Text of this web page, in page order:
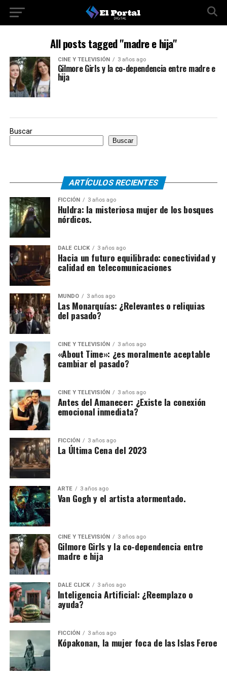
All posts tagged "madre e hija"
CINE Y TELEVISIÓN 3 años ago
Gilmore Girls y la co-dependencia entre madre e
hija
Buscar
Buscar
ARTÍCULOS RECIENTES
FICCIÓN 3 años ago
Huldra: la misteriosa mujer de los bosques
nórdicos.
DALE CLICK 3 años ago
Hacia un futuro equilibrado: conectividad y
calidad en telecomunicaciones
MUNDO 3 años ago
Las Monarquías: ¿Relevantes o reliquias
del pasado?
CINE Y TELEVISIÓN 3 años ago
«About Time»: ¿es moralmente aceptable
cambiar el pasado?
CINE Y TELEVISIÓN 3 años ago
Antes del Amanecer: ¿Existe la conexión
emocional inmediata?
FICCIÓN 3 años ago
La Última Cena del 2023
ARTE 3 años ago
Van Gogh y el artista atormentado.
CINE Y TELEVISIÓN 3 años ago
Gilmore Girls y la co-dependencia entre
madre e hija
DALE CLICK 3 años ago
Inteligencia Artificial: ¿Reemplazo o
ayuda?
FICCIÓN 3 años ago
Kópakonan, la mujer foca de las Islas Feroe